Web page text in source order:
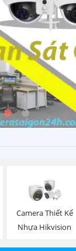
Camera Thiết Kế
Nhựa Hikvision